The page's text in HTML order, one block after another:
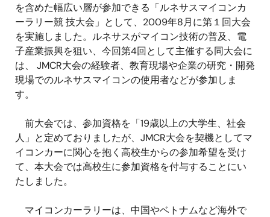
を含めた幅広い層が参加できる「ルネサスマイコンカ
ーラリー競 技大会」として、2009年8月に第１回大会
を実施しました。ルネサスがマイコン技術の普及、電
子産業振興を狙い、今回第4回として主催する同大会に
は、 JMCR大会の経験者、教育現場や企業の研究・開発
現場でのルネサスマイコンの使用者などが参加しま
す。
前大会では、参加資格を「19歳以上の大学生、社会
人」と定めておりましたが、JMCR大会を契機としてマ
イコンカーに関心を抱く高校生からの参加希望を受け
て、本大会では高校生に参加資格を付与することにい
たしました。
マイコンカーラリーは、中国やベトナムなど海外で